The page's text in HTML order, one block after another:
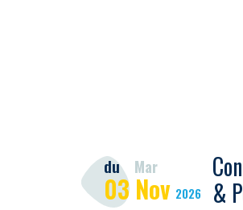
du Mar
03 Nov 2026
&